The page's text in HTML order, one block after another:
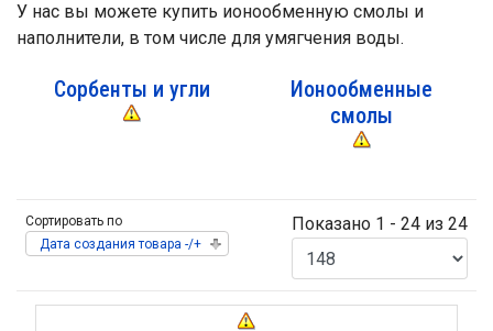
У нас вы можете купить ионообменную смолы и
наполнители, в том числе для умягчения воды.
Сорбенты и угли
Ионообменные
смолы
Сортировать по
Дата создания товара -/+
Показано 1 - 24 из 24